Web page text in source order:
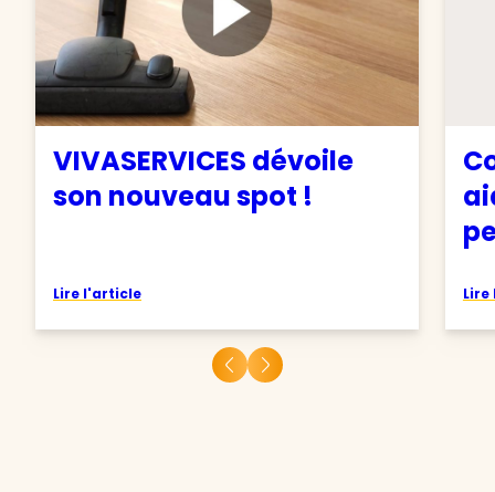
VIVASERVICES dévoile
son nouveau spot !
Lire l'article